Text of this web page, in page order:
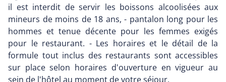
il est interdit de servir les boissons alcoolisées aux
mineurs de moins de 18 ans, - pantalon long pour les
hommes et tenue décente pour les femmes exigés
pour le restaurant. - Les horaires et le détail de la
formule tout inclus des restaurants sont accessibles
sur place selon horaires d'ouverture en vigueur au
sein de l'hôtel au moment de votre séjour.